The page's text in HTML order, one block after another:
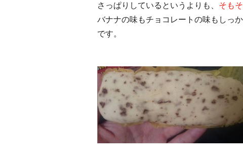
さっぱりしているというよりも、 そも
バナナの味もチョコレートの味もしっ
です。